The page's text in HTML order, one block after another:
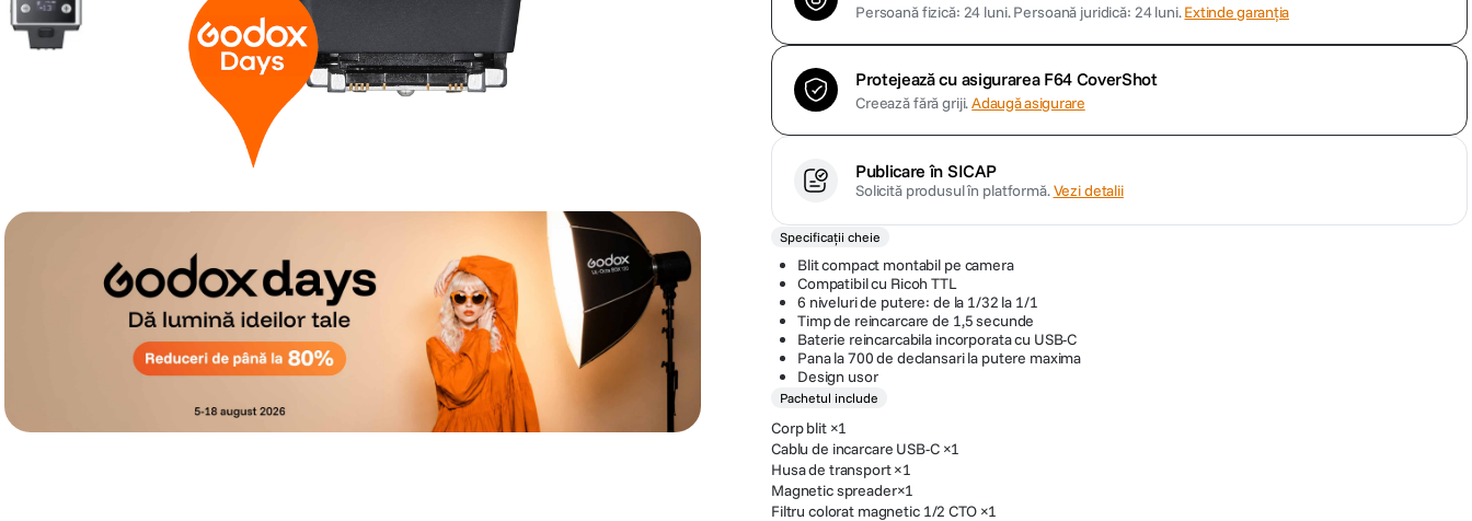
10 dji osmo Persoană fizică: 24 luni.Persoană juridică: 24 luni.Extinde garanția
Protejează cu asigurarea F64 CoverShot
Creează fără griji.Adaugă asigurare
Publicare în SICAP
Solicită produsul în platformă.Vezi detalii
Specificații cheie
Blit compact montabil pe camera
Compatibil cu Ricoh TTL
6 niveluri de putere: de la 1/32 la 1/1
Timp de reincarcare de 1,5 secunde
Baterie reincarcabila incorporata cu USB-C
Pana la 700 de declansari la putere maxima
Design usor
Pachetul include
Corp blit ×1
Cablu de incarcare USB-C ×1
Husa de transport ×1
Magnetic spreader×1
Filtru colorat magnetic 1/2 CTO ×1